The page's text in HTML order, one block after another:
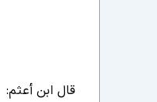
قال ابن أعثم: